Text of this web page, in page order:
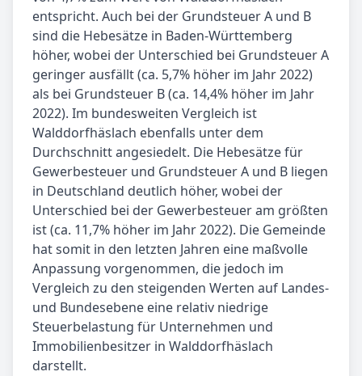
entspricht. Auch bei der Grundsteuer A und B
sind die Hebesätze in Baden-Württemberg
höher, wobei der Unterschied bei Grundsteuer A
geringer ausfällt (ca. 5,7% höher im Jahr 2022)
als bei Grundsteuer B (ca. 14,4% höher im Jahr
2022). Im bundesweiten Vergleich ist
Walddorfhäslach ebenfalls unter dem
Durchschnitt angesiedelt. Die Hebesätze für
Gewerbesteuer und Grundsteuer A und B liegen
in Deutschland deutlich höher, wobei der
Unterschied bei der Gewerbesteuer am größten
ist (ca. 11,7% höher im Jahr 2022). Die Gemeinde
hat somit in den letzten Jahren eine maßvolle
Anpassung vorgenommen, die jedoch im
Vergleich zu den steigenden Werten auf Landes-
und Bundesebene eine relativ niedrige
Steuerbelastung für Unternehmen und
Immobilienbesitzer in Walddorfhäslach
darstellt.